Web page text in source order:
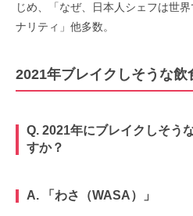
じめ、「なぜ、日本人シェフは世
ナリティ」他多数。
2021年ブレイクしそうな飲
Q. 2021年にブレイクしそう
すか？
A. 「わさ（WASA）」